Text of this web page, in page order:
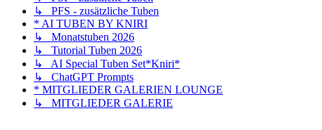
↳ PFS - zusätzliche Tuben
* AI TUBEN BY KNIRI
↳ Monatstuben 2026
↳ Tutorial Tuben 2026
↳ AI Special Tuben Set*Kniri*
↳ ChatGPT Prompts
* MITGLIEDER GALERIEN LOUNGE
↳ MITGLIEDER GALERIE